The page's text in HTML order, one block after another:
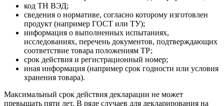
код ТН ВЭД;
сведения о нормативе, согласно которому изготовлен
продукт (например ГОСТ или ТУ);
информация о выполненных испытаниях,
исследованиях, перечень документов, подтверждающих
соответствие товара положениям ТР;
срок действия и регистрационный номер;
иная информация (например срок годности или условия
хранения товара).
Максимальный срок действия декларации не может
превышать пяти лет. В ряде случаев для декларирования на